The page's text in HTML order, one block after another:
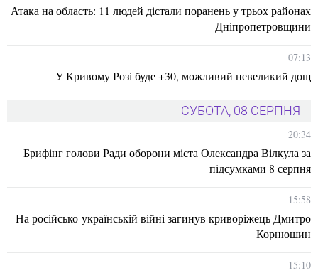
Атака на область: 11 людей дістали поранень у трьох районах
Дніпропетровщини
07:13
У Кривому Розі буде +30, можливий невеликий дощ
СУБОТА, 08 СЕРПНЯ
20:34
Брифінг голови Ради оборони міста Олександра Вілкула за
підсумками 8 серпня
15:58
На російсько-українській війні загинув криворіжець Дмитро
Корнюшин
15:10